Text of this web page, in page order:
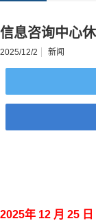
信息咨询中心
2025/12/2 新闻
2025年 12 月 25 日